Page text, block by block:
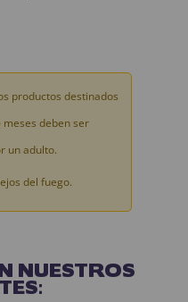
productos destinados
deben ser
un adulto.
del fuego.
NUESTROS